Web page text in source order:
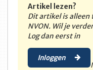
Artikel lezen?
Dit artikel is alleen
NVON. Wil je
Log dan eerst in
Inloggen